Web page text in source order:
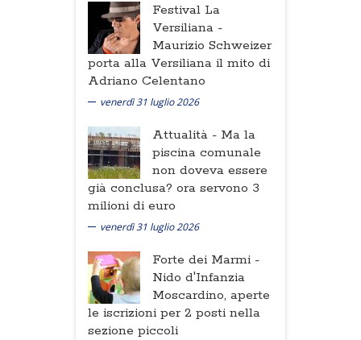
Festival La
Versiliana -
Maurizio Schweizer
porta alla Versiliana il mito di
Adriano Celentano
venerdì 31 luglio 2026
Attualità - Ma la
piscina comunale
non doveva essere
già conclusa? ora servono 3
milioni di euro
venerdì 31 luglio 2026
Forte dei Marmi -
Nido d'Infanzia
Moscardino, aperte
le iscrizioni per 2 posti nella
sezione piccoli